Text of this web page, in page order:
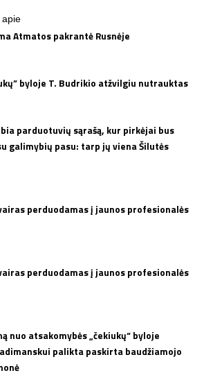
apie
Atmatos pakrantė Rusnėje
byloje T. Budrikio atžvilgiu nutrauktas
parduotuvių sąrašą, kur pirkėjai bus
galimybių pasu: tarp jų viena Šilutės
perduodamas į jaunos profesionalės
perduodamas į jaunos profesionalės
nuo atsakomybės „čekiukų“ byloje
palikta paskirta baudžiamojo